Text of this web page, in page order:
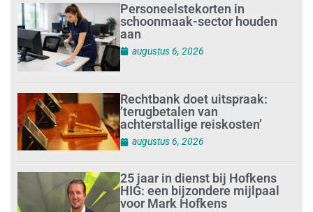
Personeelstekorten in
schoonmaak-sector houden
aan
augustus 6, 2026
Rechtbank doet uitspraak:
’terugbetalen van
achterstallige reiskosten’
augustus 6, 2026
25 jaar in dienst bij Hofkens
HIG: een bijzondere mijlpaal
voor Mark Hofkens